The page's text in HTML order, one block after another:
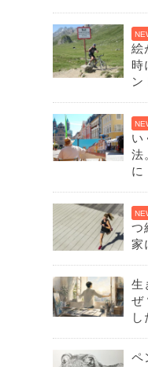
絵
時
ン
い
法
に
つ
家
生
ぜ
し
ペ